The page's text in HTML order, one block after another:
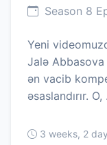
Season 8
Yeni
Jalə Abbasova
ən vacib
əsaslandırır.
3 weeks, 2